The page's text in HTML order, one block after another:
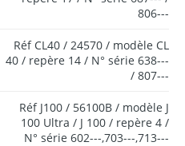
806---
Réf CL40 / 24570 / modèle CL
40 / repère 14 / N° série 638---
/ 807---
Réf J100 / 56100B / modèle J
100 Ultra / J 100 / repère 4 /
N° série 602---,703---,713---